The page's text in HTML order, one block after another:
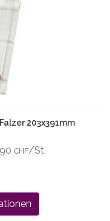
203x391mm
CHF/St.